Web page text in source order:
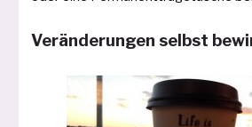
Veränderungen selbst